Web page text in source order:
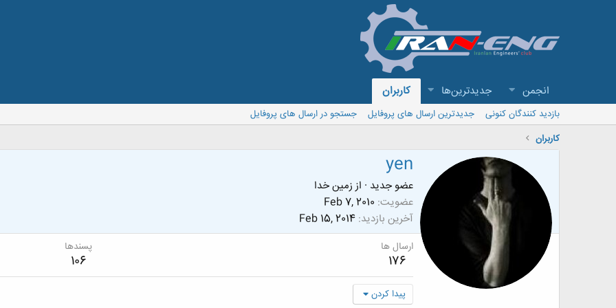
انجمن جدیدترین‌ها کاربران
بازدید کنندگان کنونی جدیدترین ارسال های پروفایل
جستجو در ارسال های پروفایل
کاربران
yen
عضو جدید · از زمین خدا
عضویت Feb 7, 2010
آخرین بازدید Feb 15, 2014
ارسال ها
176
پسندها
106
پیدا کردن